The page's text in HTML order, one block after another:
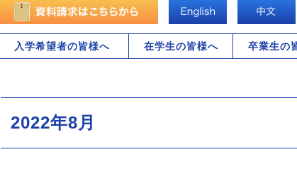
入学希望者の皆様へ 在学生の皆様へ 卒業生の
2022年8月